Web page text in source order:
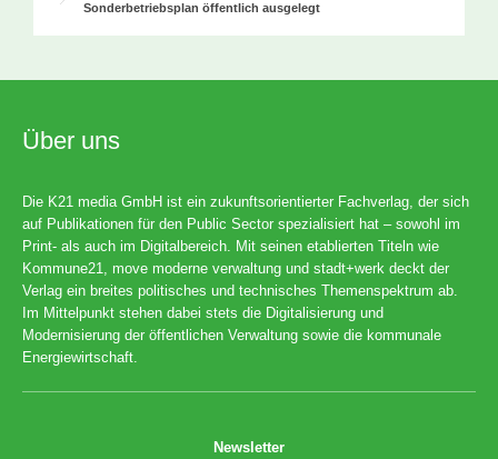
Sonderbetriebsplan öffentlich ausgelegt
Über uns
Die K21 media GmbH ist ein zukunftsorientierter Fachverlag, der sich
auf Publikationen für den Public Sector spezialisiert hat – sowohl im
Print- als auch im Digitalbereich. Mit seinen etablierten Titeln wie
Kommune21, move moderne verwaltung und stadt+werk deckt der
Verlag ein breites politisches und technisches Themenspektrum ab.
Im Mittelpunkt stehen dabei stets die Digitalisierung und
Modernisierung der öffentlichen Verwaltung sowie die kommunale
Energiewirtschaft.
Newsletter